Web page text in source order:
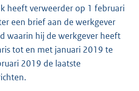
heeft verweerder op 1 februari
een brief aan de werkgever
waarin hij de werkgever heeft
tot en met januari 2019 te
2019 de laatste